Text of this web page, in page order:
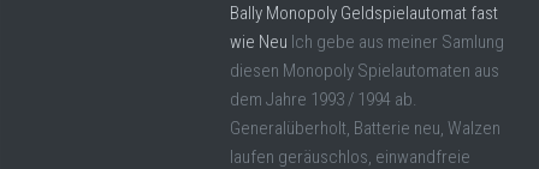
Bally Monopoly Geldspielautomat fast
wie Neu Ich gebe aus meiner Samlung
diesen Monopoly Spielautomaten aus
dem Jahre 1993 / 1994 ab.
Generalüberholt, Batterie neu, Walzen
laufen geräuschlos, einwandfreie